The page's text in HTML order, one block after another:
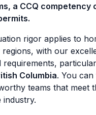
a CCQ competency
rigor applies to
with our
requirements,
Columbia. You
teams that meet
industry.